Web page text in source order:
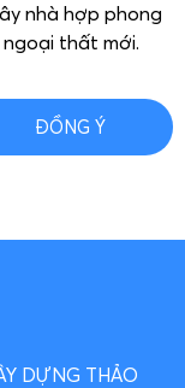
nhà hợp phong
thất mới.
ĐỒNG Ý
DỰNG THẢO